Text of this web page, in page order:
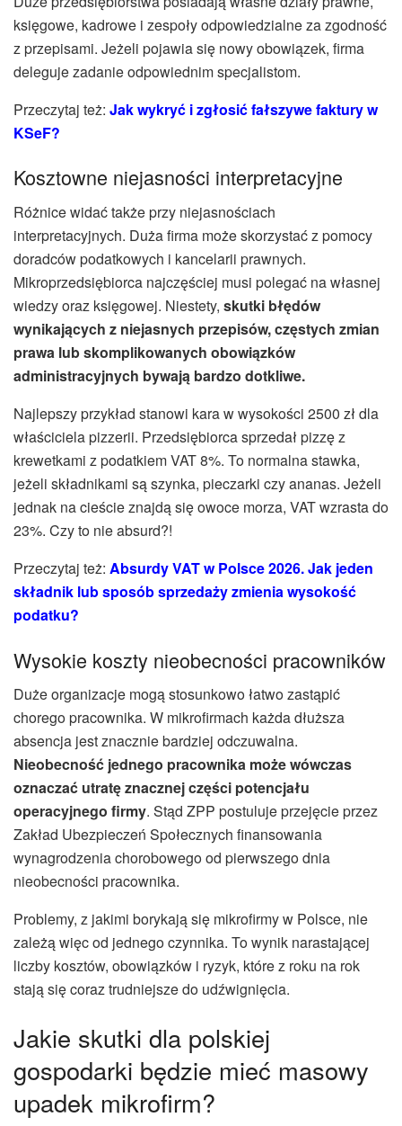
księgowe, kadrowe i zespoły odpowiedzialne za zgodność
z przepisami. Jeżeli pojawia się nowy obowiązek, firma
deleguje zadanie odpowiednim specjalistom.
Przeczytaj też: Jak wykryć i zgłosić fałszywe faktury w
KSeF?
Kosztowne niejasności interpretacyjne
Różnice widać także przy niejasnościach
interpretacyjnych. Duża firma może skorzystać z pomocy
doradców podatkowych i kancelarii prawnych.
Mikroprzedsiębiorca najczęściej musi polegać na własnej
wiedzy oraz księgowej. Niestety, skutki błędów
wynikających z niejasnych przepisów, częstych zmian
prawa lub skomplikowanych obowiązków
administracyjnych bywają bardzo dotkliwe.
Najlepszy przykład stanowi kara w wysokości 2500 zł dla
właściciela pizzerii. Przedsiębiorca sprzedał pizzę z
krewetkami z podatkiem VAT 8%. To normalna stawka,
jeżeli składnikami są szynka, pieczarki czy ananas. Jeżeli
jednak na cieście znajdą się owoce morza, VAT wzrasta do
23%. Czy to nie absurd?!
Przeczytaj też: Absurdy VAT w Polsce 2026. Jak jeden
składnik lub sposób sprzedaży zmienia wysokość
podatku?
Wysokie koszty nieobecności pracowników
Duże organizacje mogą stosunkowo łatwo zastąpić
chorego pracownika. W mikrofirmach każda dłuższa
absencja jest znacznie bardziej odczuwalna.
Nieobecność jednego pracownika może wówczas
oznaczać utratę znacznej części potencjału
operacyjnego firmy. Stąd ZPP postuluje przejęcie przez
Zakład Ubezpieczeń Społecznych finansowania
wynagrodzenia chorobowego od pierwszego dnia
nieobecności pracownika.
Problemy, z jakimi borykają się mikrofirmy w Polsce, nie
zależą więc od jednego czynnika. To wynik narastającej
liczby kosztów, obowiązków i ryzyk, które z roku na rok
stają się coraz trudniejsze do udźwignięcia.
Jakie skutki dla polskiej
gospodarki będzie mieć masowy
upadek mikrofirm?